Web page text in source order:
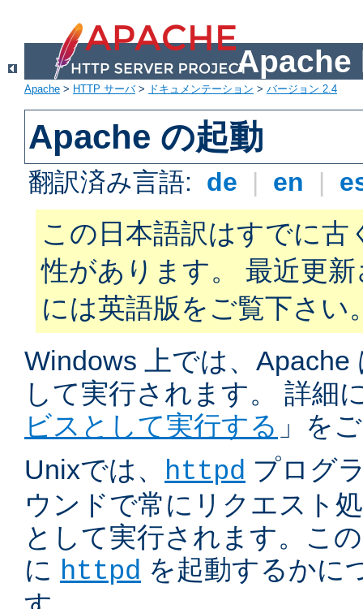
Apache
Apache > HTTP サーバ> ドキュメンテーション > バージョン 2.4
Apache の起動
翻訳済み言語: de | en |
この日本語訳はすでに古
性があります。 最近更
には英語版をご覧下さい
Windows 上では、
して実行されます。 詳細
ビスとして実行する 」を
Unixでは、 httpd プログ
ウンドで常にリクエスト
として実行されます。こ
に httpd を起動するかに